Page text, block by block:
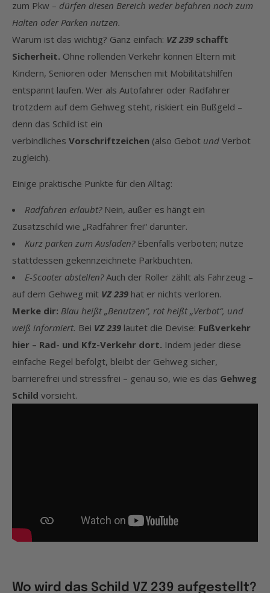
zum Pkw – dürfen diesen Bereich weder befahren noch zum
Halten oder Parken nutzen.
Warum ist das wichtig? Ganz einfach: VZ 239 schafft
Sicherheit. Ohne rollenden Verkehr können Eltern mit
Kindern, Senioren oder Menschen mit Mobilitätshilfen
entspannt laufen. Wer als Autofahrer oder Radfahrer
trotzdem auf dem Gehweg steht, riskiert ein Bußgeld –
denn das Schild ist ein
verbindliches Vorschriftzeichen (also Gebot und Verbot
zugleich).
Einige praktische Punkte für den Alltag:
Radfahren erlaubt?Nein, außer es hängt ein
Zusatzschild wie „Radfahrer frei“ darunter.
Kurz parken zum Ausladen?Ebenfalls verboten; nutze
stattdessen gekennzeichnete Parkbuchten.
E-Scooter abstellen?Auch der Roller zählt als Fahrzeug –
auf dem Gehweg mit VZ 239 hat er nichts verloren.
Merke dir: Blau heißt „Benutzen“, rot heißt „Verbot“, und
weiß informiert. Bei VZ 239 lautet die Devise: Fußverkehr
hier – Rad- und Kfz-Verkehr dort. Indem jeder diese
einfache Regel befolgt, bleibt der Gehweg sicher,
barrierefrei und stressfrei – genau so, wie es das Gehweg
Schild vorsieht.
Wo wird das Schild VZ 239 aufgestellt?